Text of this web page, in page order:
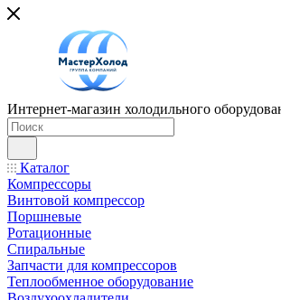
Интернет-магазин холодильного
Каталог
Компрессоры
Винтовой компрессор
Поршневые
Ротационные
Спиральные
Запчасти для компрессоров
Теплообменное оборудование